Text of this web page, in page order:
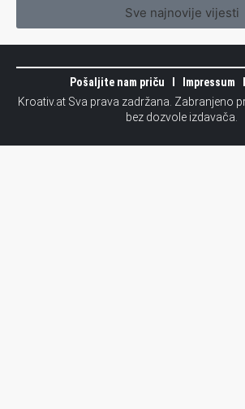
Sve najnovije vijesti
Pošaljite nam priču Impressum
Kroativ.at Sva prava zadržana. Zabranjeno
bez dozvole izdavača.